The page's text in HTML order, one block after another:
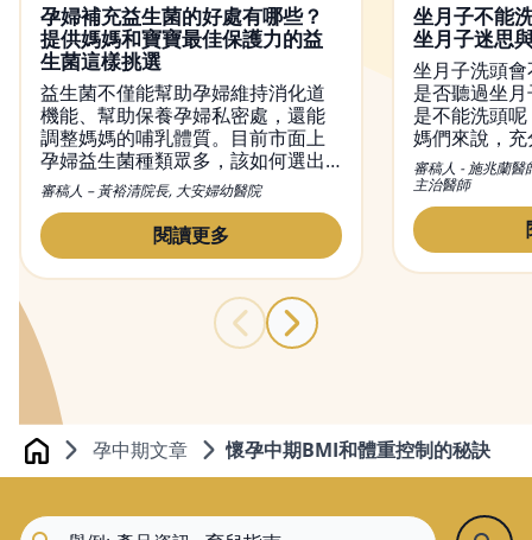
孕婦補充益生菌的好處有哪些？
提供媽媽和寶寶最佳保護力的益
生菌這樣挑選
益生菌不僅能幫助孕婦維持消化道
機能、幫助保養孕婦私密處，還能
調整媽媽的哺乳體質。目前市面上
孕婦益生菌種類眾多，該如何選出
適合的益生菌？又該何時吃益生
菌？本文將會介紹益生菌對孕婦的
功效，吃益生菌正確的方法及時
間，並提供挑益生菌的小撇步。
審稿人 – 黃裕清院長, 大安婦幼醫院
閱讀更多
坐月子不能
坐月子迷思
坐月子洗頭
是否聽過坐
是不能洗頭
媽們來說，
不可或缺的
觀念，便是
內好好休息
變，觀念也
月子洗頭的
與禁忌，幫
審稿人 - 施兆蘭醫
主治醫師
Home 孕中期文章 懷孕中期BMI和體重控制的秘訣